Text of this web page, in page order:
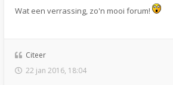
Wat een verrassing, zo'n mooi forum!
Citeer
22 jan 2016, 18:04